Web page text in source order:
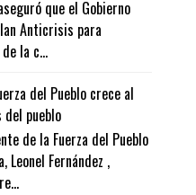
que el Gobierno
Anticrisis para
la c...
del Pueblo crece al
pueblo
de la Fuerza del Pueblo
Leonel Fernández ,